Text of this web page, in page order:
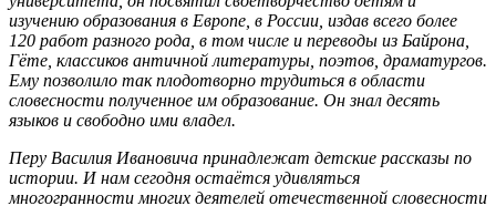
изучению образования в Европе, в России, издав всего более
120 работ разного рода, в том числе и переводы из Байрона,
Гёте, классиков античной литературы, поэтов, драматургов.
Ему позволило так плодотворно трудиться в области
словесности полученное им образование. Он знал десять
языков и свободно ими владел.
Перу Василия Ивановича принадлежат детские рассказы по
истории. И нам сегодня остаётся удивляться
многогранности многих деятелей отечественной словесности